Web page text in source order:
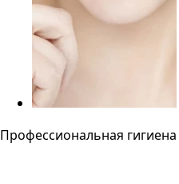
Профессиональная гигиена